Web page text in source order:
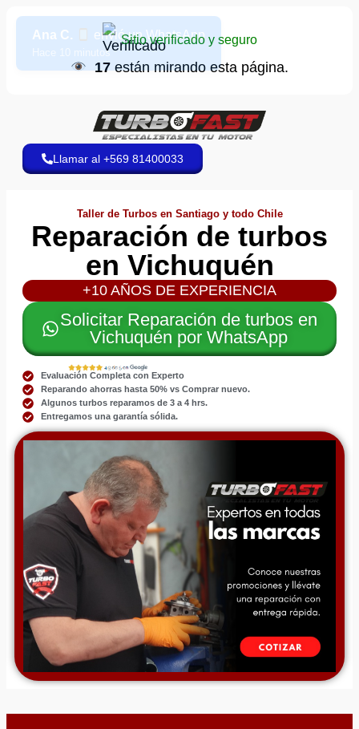
Sitio verificado y seguro
17están mirando esta página.
Llamar al +569 81400033
Taller de Turbos en Santiago y todo Chile
Reparación de turbos
en Vichuquén
+10 AÑOS DE EXPERIENCIA
Solicitar Reparación de turbos en
Vichuquén por WhatsApp
Evaluación Completa con Experto
Reparando ahorras hasta 50% vs Comprar nuevo.
Algunos turbos reparamos de 3 a 4 hrs.
Entregamos una garantía sólida.
Ana C. envió un WhatsApp
Hace 10 minutos